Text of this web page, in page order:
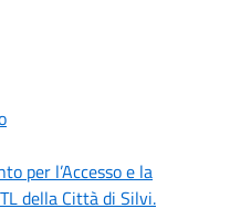
per l’Accesso e la
della Città di Silvi.